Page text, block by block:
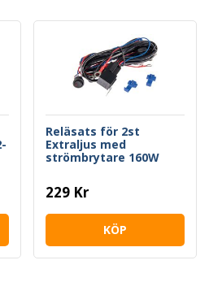
Reläsats för 2st
Extraljus med
strömbrytare 160W
229 Kr
KÖP